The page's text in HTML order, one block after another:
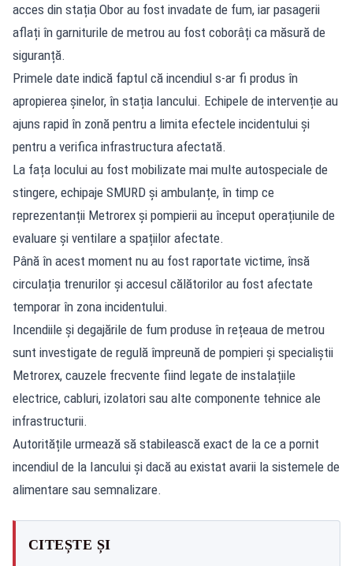
acces din stația Obor au fost invadate de fum, iar pasagerii
aflați în garniturile de metrou au fost coborâți ca măsură de
siguranță.
Primele date indică faptul că incendiul s-ar fi produs în
apropierea șinelor, în stația Iancului. Echipele de intervenție au
ajuns rapid în zonă pentru a limita efectele incidentului și
pentru a verifica infrastructura afectată.
La fața locului au fost mobilizate mai multe autospeciale de
stingere, echipaje SMURD și ambulanțe, în timp ce
reprezentanții Metrorex și pompierii au început operațiunile de
evaluare și ventilare a spațiilor afectate.
Până în acest moment nu au fost raportate victime, însă
circulația trenurilor și accesul călătorilor au fost afectate
temporar în zona incidentului.
Incendiile și degajările de fum produse în rețeaua de metrou
sunt investigate de regulă împreună de pompieri și specialiștii
Metrorex, cauzele frecvente fiind legate de instalațiile
electrice, cabluri, izolatori sau alte componente tehnice ale
infrastructurii.
Autoritățile urmează să stabilească exact de la ce a pornit
incendiul de la Iancului și dacă au existat avarii la sistemele de
alimentare sau semnalizare.
CITEȘTE ȘI